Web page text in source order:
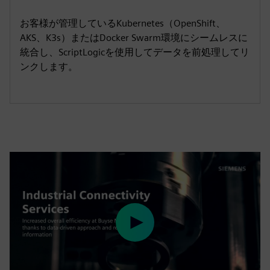
お客様が管理しているKubernetes（OpenShift、
AKS、K3s）またはDocker Swarm環境にシームレスに
統合し、ScriptLogicを使用してデータを前処理してリ
ンクします。
Play